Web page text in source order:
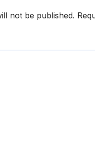
not be published.